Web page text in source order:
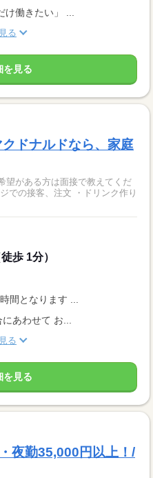
け働きたい」 ...
る
を見る
ドナルドなら、家庭
望がある方は面接で教えてくだ
歩 1分）
間となります ...
あわせて お...
る
を見る
夜勤35,000円以上！/